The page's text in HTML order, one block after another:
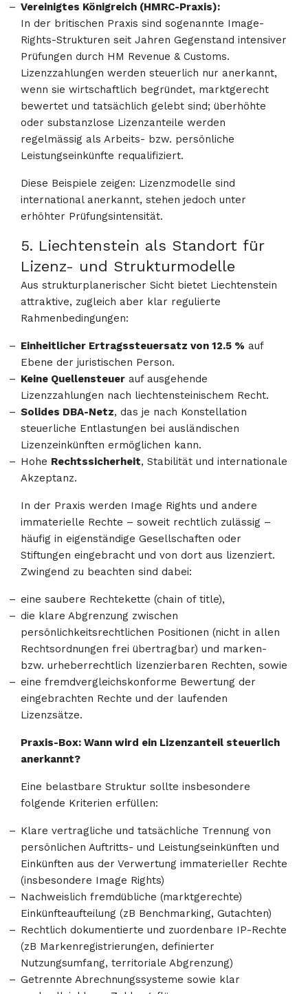
Vereinigtes Königreich (HMRC-Praxis):
In der britischen Praxis sind sogenannte Image-
Rights-Strukturen seit Jahren Gegenstand intensiver
Prüfungen durch HM Revenue & Customs.
Lizenzzahlungen werden steuerlich nur anerkannt,
wenn sie wirtschaftlich begründet, marktgerecht
bewertet und tatsächlich gelebt sind; überhöhte
oder substanzlose Lizenzanteile werden
regelmässig als Arbeits- bzw. persönliche
Leistungseinkünfte requalifiziert.
Diese Beispiele zeigen: Lizenzmodelle sind
international anerkannt, stehen jedoch unter
erhöhter Prüfungsintensität.
5. Liechtenstein als Standort für
Lizenz- und Strukturmodelle
Aus strukturplanerischer Sicht bietet Liechtenstein
attraktive, zugleich aber klar regulierte
Rahmenbedingungen:
Einheitlicher Ertragssteuersatz von 12.5 % auf
Ebene der juristischen Person.
Keine Quellensteuer auf ausgehende
Lizenzzahlungen nach liechtensteinischem Recht.
Solides DBA-Netz, das je nach Konstellation
steuerliche Entlastungen bei ausländischen
Lizenzeinkünften ermöglichen kann.
Hohe Rechtssicherheit, Stabilität und internationale
Akzeptanz.
In der Praxis werden Image Rights und andere
immaterielle Rechte – soweit rechtlich zulässig –
häufig in eigenständige Gesellschaften oder
Stiftungen eingebracht und von dort aus lizenziert.
Zwingend zu beachten sind dabei:
eine saubere Rechtekette (chain of title),
die klare Abgrenzung zwischen
persönlichkeitsrechtlichen Positionen (nicht in allen
Rechtsordnungen frei übertragbar) und marken-
bzw. urheberrechtlich lizenzierbaren Rechten, sowie
eine fremdvergleichskonforme Bewertung der
eingebrachten Rechte und der laufenden
Lizenzsätze.
Praxis-Box: Wann wird ein Lizenzanteil steuerlich
anerkannt?
Eine belastbare Struktur sollte insbesondere
folgende Kriterien erfüllen:
Klare vertragliche und tatsächliche Trennung von
persönlichen Auftritts- und Leistungseinkünften und
Einkünften aus der Verwertung immaterieller Rechte
(insbesondere Image Rights)
Nachweislich fremdübliche (marktgerechte)
Einkünfteaufteilung (zB Benchmarking, Gutachten)
Rechtlich dokumentierte und zuordenbare IP-Rechte
(zB Markenregistrierungen, definierter
Nutzungsumfang, territoriale Abgrenzung)
Getrennte Abrechnungssysteme sowie klar